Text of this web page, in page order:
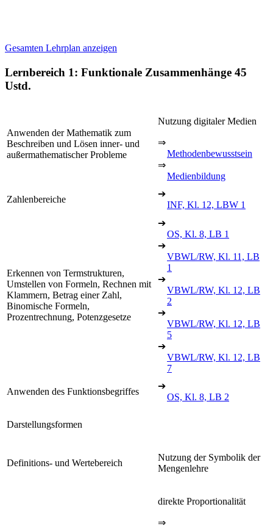
Gesamten Lehrplan anzeigen
Lernbereich 1: Funktionale Zusammenhänge 45
Ustd.
Anwenden der Mathematik zum
Beschreiben und Lösen inner- und
außermathematischer Probleme
Nutzung digitaler Medien
⇒
Methodenbewusstsein
⇒
Medienbildung
Zahlenbereiche
➔
INF, Kl. 12, LBW 1
Erkennen von Termstrukturen,
Umstellen von Formeln, Rechnen mit
Klammern, Betrag einer Zahl,
Binomische Formeln,
Prozentrechnung, Potenzgesetze
➔
OS, Kl. 8, LB 1
➔
VBWL/RW, Kl. 11, LB
1
➔
VBWL/RW, Kl. 12, LB
2
➔
VBWL/RW, Kl. 12, LB
5
➔
VBWL/RW, Kl. 12, LB
7
Anwenden des Funktionsbegriffes
➔
OS, Kl. 8, LB 2
Darstellungsformen
Definitions- und Wertebereich
Nutzung der Symbolik der
Mengenlehre
direkte Proportionalität
⇒